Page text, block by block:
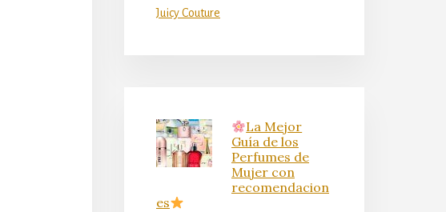
Juicy Couture
La Mejor
Guía de los
Perfumes de
Mujer con
recomendacion
es